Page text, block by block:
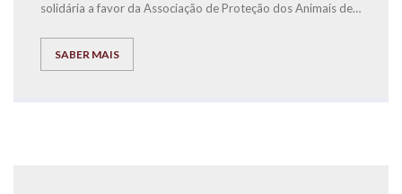
solidária a favor da Associação de Proteção dos Animais de
Para todos os alunos, pais e amigos, que quiseram associar-
se ao Open Night S.João da EXPLICOLÂNDIA Torres Vedras,
esta foi uma noite divertida e muito bem passada, que
SABER MAIS